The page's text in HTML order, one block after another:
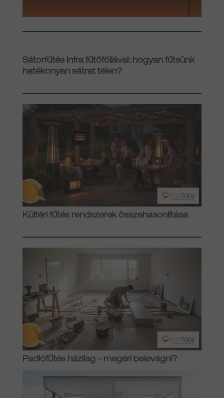
Sátorfűtés infra fűtőfóliával: hogyan fűtsünk
hatékonyan sátrat télen?
Kültéri fűtés rendszerek összehasonlítása
Padlófűtés házilag – megéri belevágni?